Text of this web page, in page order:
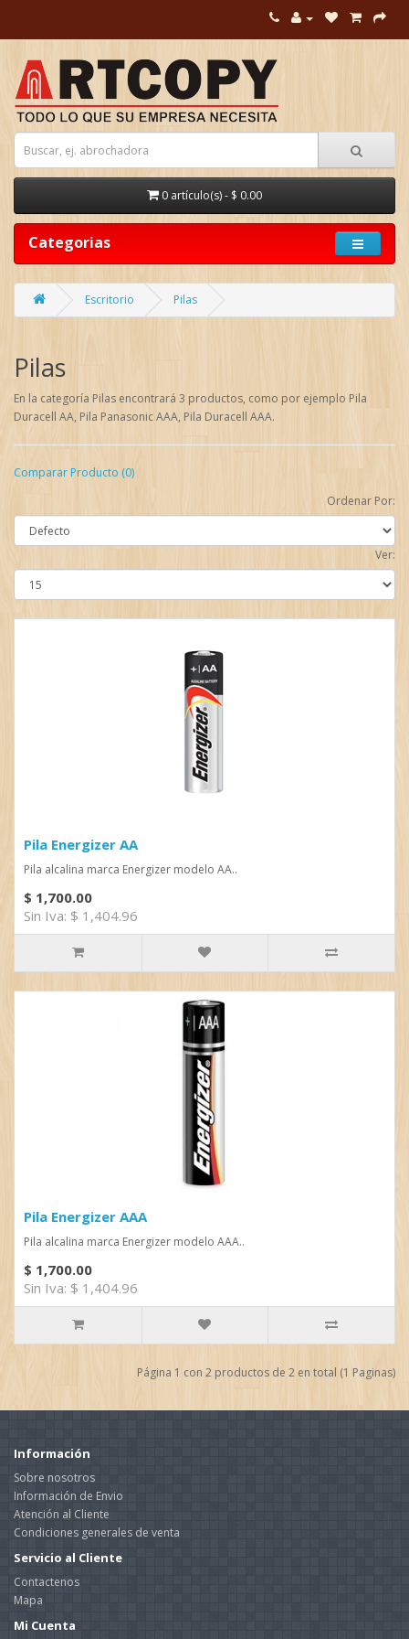
0 artículo(s) - $ 0.00
Categorias
Escritorio Pilas
Pilas
En la categoría Pilas encontrará 3 productos, como por ejemplo Pila
Duracell AA, Pila Panasonic AAA, Pila Duracell AAA.
Comparar Producto (0)
Ordenar Por:
Ver:
Pila Energizer AA
Pila alcalina marca Energizer modelo AA..
$ 1,700.00
Sin Iva: $ 1,404.96
Pila Energizer AAA
Pila alcalina marca Energizer modelo AAA..
$ 1,700.00
Sin Iva: $ 1,404.96
Página 1 con 2 productos de 2 en total (1 Paginas)
Información
Sobre nosotros
Información de Envio
Atención al Cliente
Condiciones generales de venta
Servicio al Cliente
Contactenos
Mapa
Mi Cuenta